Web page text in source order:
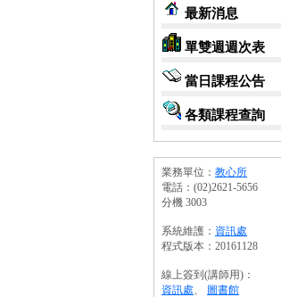
最新消息
單雙週週次表
當日課程公告
各類課程查詢
業務單位： 教心所
電話：(02)2621-5656
分機 3003
系統維護： 資訊處
程式版本：20161128
線上簽到(講師用)：
資訊處、 圖書館